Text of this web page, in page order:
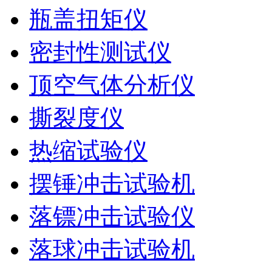
瓶盖扭矩仪
密封性测试仪
顶空气体分析仪
撕裂度仪
热缩试验仪
摆锤冲击试验机
落镖冲击试验仪
落球冲击试验机